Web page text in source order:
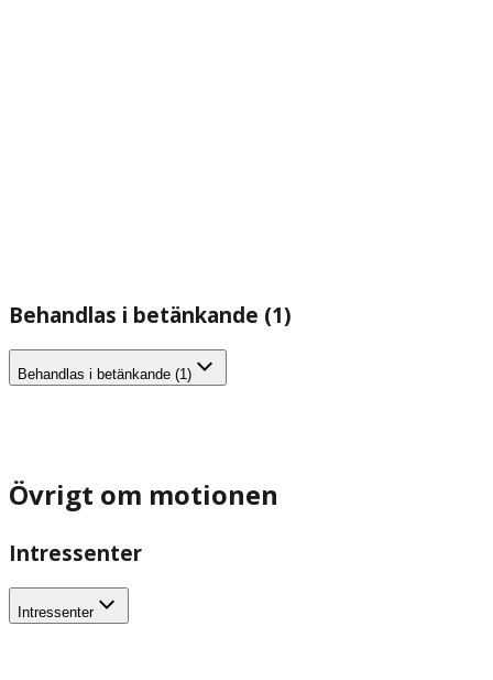
Behandlas i betänkande (1)
Behandlas i betänkande (1)
Övrigt om motionen
Intressenter
Intressenter